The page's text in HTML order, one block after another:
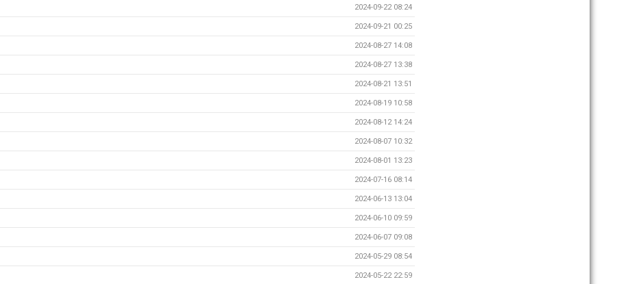
2024-09-22 08:24
2024-09-21 00:25
2024-08-27 14:08
2024-08-27 13:38
2024-08-21 13:51
2024-08-19 10:58
2024-08-12 14:24
2024-08-07 10:32
2024-08-01 13:23
2024-07-16 08:14
2024-06-13 13:04
2024-06-10 09:59
2024-06-07 09:08
2024-05-29 08:54
2024-05-22 22:59